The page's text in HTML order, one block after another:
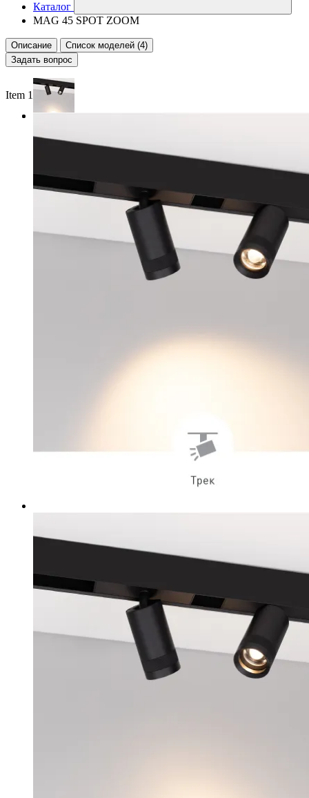
Каталог
MAG 45 SPOT ZOOM
Описание
Список моделей (4)
Задать вопрос
Item 1 of 2